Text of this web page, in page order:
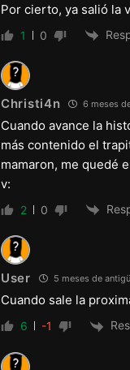
Por cierto, ya salió la
1 0
Christi4n 6 meses
Cuando avance la
más contenido el
mamaron, me quedé
v:
2 0
User 5 meses de
Cuando sale la
6 -1